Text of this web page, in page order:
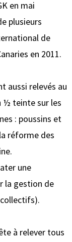
en mai
plusieurs
de
en 2011.
aussi relevés au
½ teinte sur les
: poussins et
réforme des
une
la gestion de
à relever tous